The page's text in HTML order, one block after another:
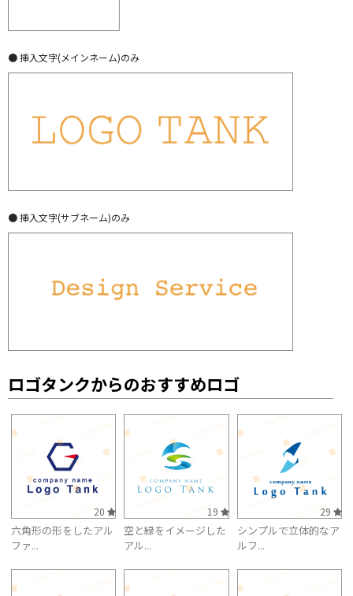
● 挿入文字(メインネーム)のみ
● 挿入文字(サブネーム)のみ
ロゴタンクからのおすすめロゴ
20
六角形の形をしたアル
ファ...
19
空と緑をイメージした
アル...
29
シンプルで立体的なア
ルフ...